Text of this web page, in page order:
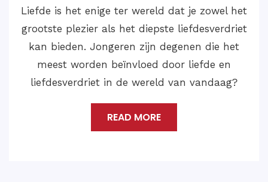
Als we dergelijke gevallen van Love Marriage
Problem Solution willen oplossen en een
gelukkig en bevredigend leven willen leiden
met de liefde van je leven, dan moet je
contact opnemen met Astroloog Medium
READ MORE